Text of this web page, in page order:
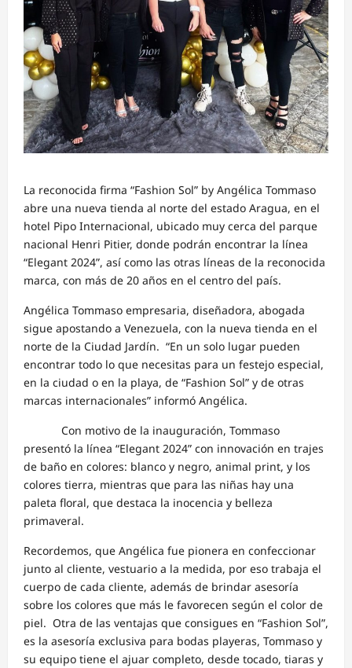
La reconocida firma “Fashion Sol” by Angélica Tommaso
abre una nueva tienda al norte del estado Aragua, en el
hotel Pipo Internacional, ubicado muy cerca del parque
nacional Henri Pitier, donde podrán encontrar la línea
“Elegant 2024”, así como las otras líneas de la reconocida
marca, con más de 20 años en el centro del país.
Angélica Tommaso empresaria, diseñadora, abogada
sigue apostando a Venezuela, con la nueva tienda en el
norte de la Ciudad Jardín. “En un solo lugar pueden
encontrar todo lo que necesitas para un festejo especial,
en la ciudad o en la playa, de “Fashion Sol” y de otras
marcas internacionales” informó Angélica.
Con motivo de la inauguración, Tommaso
presentó la línea “Elegant 2024” con innovación en trajes
de baño en colores: blanco y negro, animal print, y los
colores tierra, mientras que para las niñas hay una
paleta floral, que destaca la inocencia y belleza
primaveral.
Recordemos, que Angélica fue pionera en confeccionar
junto al cliente, vestuario a la medida, por eso trabaja el
cuerpo de cada cliente, además de brindar asesoría
sobre los colores que más le favorecen según el color de
piel. Otra de las ventajas que consigues en “Fashion Sol”,
es la asesoría exclusiva para bodas playeras, Tommaso y
su equipo tiene el ajuar completo, desde tocado, tiaras y